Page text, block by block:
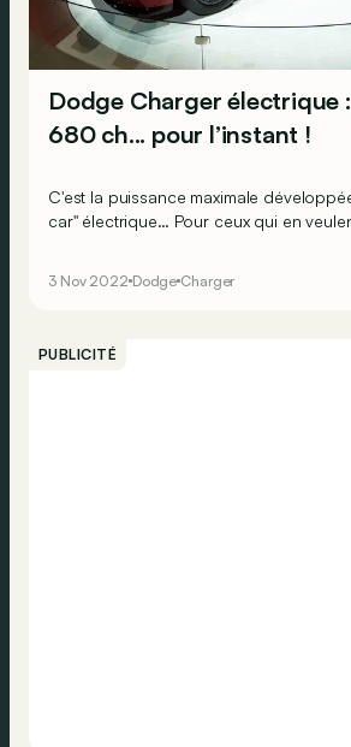
Dodge Charger électrique
680 ch... pour l’instant !
C'est la puissance maximale
car" électrique… Pour ceux qui en
3 Nov 2022 Dodge Charger
PUBLICITÉ